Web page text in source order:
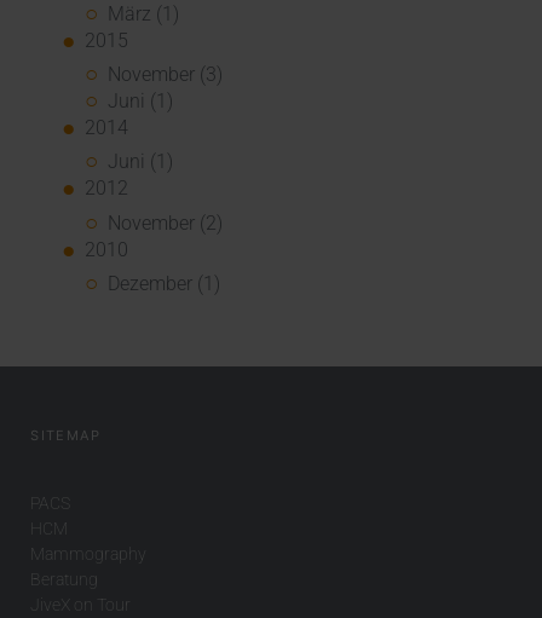
März (1)
2015
November (3)
Juni (1)
2014
Juni (1)
2012
November (2)
2010
Dezember (1)
SITEMAP
PACS
HCM
Mammography
Beratung
JiveX on Tour